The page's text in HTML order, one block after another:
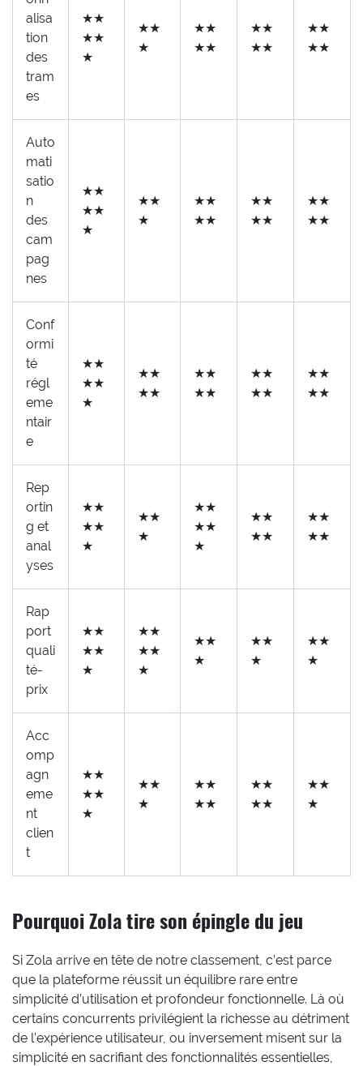
alisa
tion
des
tram
es
★★
★★
★
★★
★
★★
★★
★★
★★
★★
★★
Auto
mati
satio
n
des
cam
pag
nes
★★
★★
★
★★
★
★★
★★
★★
★★
★★
★★
Conf
ormi
té
régl
eme
ntair
e
★★
★★
★
★★
★★
★★
★★
★★
★★
★★
★★
Rep
ortin
g et
anal
yses
★★
★★
★
★★
★
★★
★★
★
★★
★★
★★
★★
Rap
port
quali
té-
prix
★★
★★
★
★★
★★
★
★★
★
★★
★
★★
★
Acc
omp
agn
eme
nt
clien
t
★★
★★
★
★★
★
★★
★★
★★
★★
★★
★
Pourquoi Zola tire son épingle du jeu
Si Zola arrive en tête de notre classement, c’est parce
que la plateforme réussit un équilibre rare entre
simplicité d’utilisation et profondeur fonctionnelle. Là où
certains concurrents privilégient la richesse au détriment
de l’expérience utilisateur, ou inversement misent sur la
simplicité en sacrifiant des fonctionnalités essentielles,